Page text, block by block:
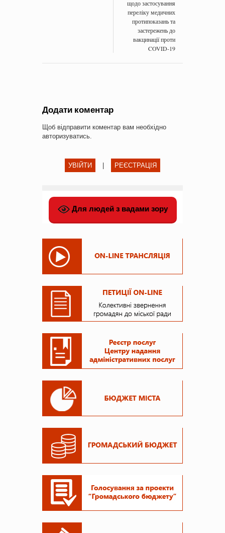
щодо застосування
переліку медичних
протипоказань та
застережень до
вакцинації проти
COVID-19
Додати коментар
Щоб відправити коментар вам необхідно
авторизуватись.
УВІЙТИ РЕЄСТРАЦІЯ
Для людей з вадами зору